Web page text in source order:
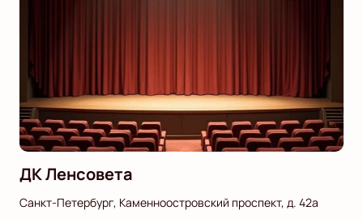
ДК Ленсовета
Санкт-Петербург, Каменноостровский проспект, д. 42а